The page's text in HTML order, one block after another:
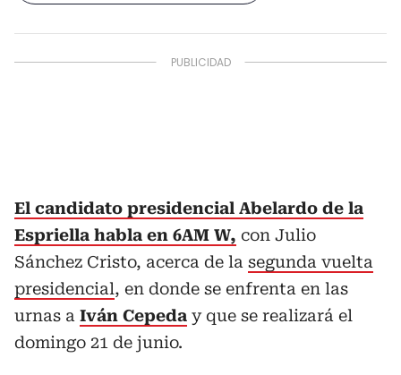
El candidato presidencial Abelardo de la
Espriella habla en 6AM W, con Julio
Sánchez Cristo, acerca de la segunda vuelta
presidencial, en donde se enfrenta en las
urnas a Iván Cepeda y que se realizará el
domingo 21 de junio.